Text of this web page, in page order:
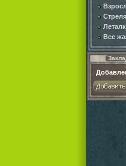
Все